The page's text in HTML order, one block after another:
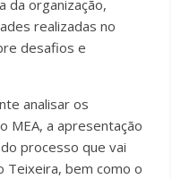
da organização,
realizadas no
desafios e
analisar os
MEA, a apresentação
processo que vai
Teixeira, bem como o